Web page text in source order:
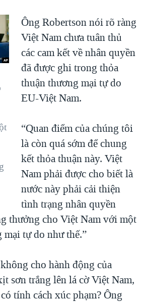
Ông Robertson nói rõ ràng
Việt Nam chưa tuân thủ
các cam kết về nhân quyền
đã được ghi trong thỏa
thuận thương mại tự do
EU-Việt Nam.
“Quan điểm của chúng tôi
là còn quá sớm để chung
kết thỏa thuận này. Việt
Nam phải được cho biết là
nước này phải cải thiện
tình trạng nhân quyền
thưởng cho Việt Nam với một
tự do như thế.”
cho hành động của
sơn trắng lên lá cờ Việt Nam,
tính cách xúc phạm? Ông